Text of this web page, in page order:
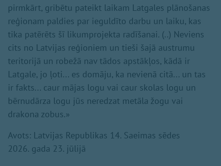
pirmkārt, gribētu pateikt laikam Latgales plānošanas
reģionam paldies par ieguldīto darbu un laiku, kas
tika patērēts šī likumprojekta radīšanai. (..) Neviens
cits no Latvijas reģioniem un tieši šajā austrumu
teritorijā un robežā nav tādos apstākļos, kādā ir
Latgale, jo ļoti... es domāju, ka nevienā citā... un tas
ir fakts... caur mājas logu vai caur skolas logu un
bērnudārza logu jūs neredzat metāla žogu vai
drakona zobus.»
Avots: Latvijas Republikas 14. Saeimas sēdes
2026. gada 23. jūlijā